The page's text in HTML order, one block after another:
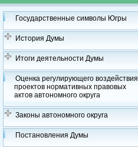
Государственные символы Югры
История Думы
Итоги деятельности Думы
Оценка регулирующего воздействия
проектов нормативных правовых
актов автономного округа
Законы автономного округа
Постановления Думы